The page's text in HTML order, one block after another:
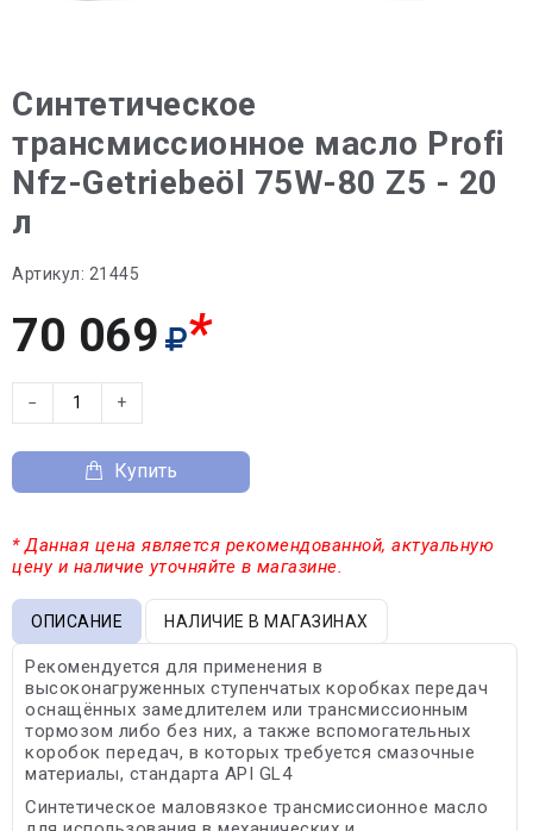
Синтетическое
трансмиссионное масло Profi
Nfz-Getriebeöl 75W-80 Z5 - 20
л
Артикул: 21445
70 069 *
− +
Купить
* Данная цена является рекомендованной, актуальную
цену и наличие уточняйте в магазине.
ОПИСАНИЕ НАЛИЧИЕ В МАГАЗИНАХ
Рекомендуется для применения в
высоконагруженных ступенчатых коробках передач
оснащённых замедлителем или трансмиссионным
тормозом либо без них, а также вспомогательных
коробок передач, в которых требуется смазочные
материалы, стандарта API GL4
Синтетическое маловязкое трансмиссионное масло